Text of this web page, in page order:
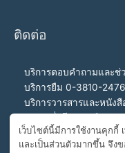
ติดต่อ
บริการตอบคำถามและ
บริการยืม 0-3810-
บริการวารสารและหนัง
สำนักงานผู้อำนวยการ
สายด่วนผู้อำนวยการ
เว็บไซต์นี้มีการใช้งานคุกกี้
และเป็นส่วนตัวมากขึ้น จึง